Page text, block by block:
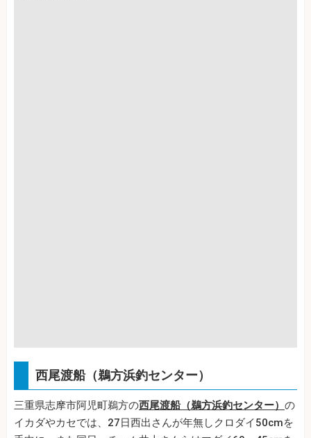
西尾渡船（鵜方浜釣センター）
三重県志摩市阿児町鵜方の西尾渡船（鵜方浜釣センター） の
イカダやカセでは、27日西出さんが年無しクロダイ50cmを